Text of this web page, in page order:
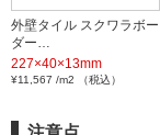
外壁タイル スクワラボー
ダー…
227×40×13mm
¥11,567 /m2 （税込）